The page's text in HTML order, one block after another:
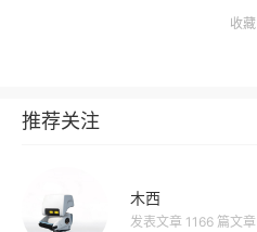
收藏
推荐关注
木西
发表文章 1166 篇文章